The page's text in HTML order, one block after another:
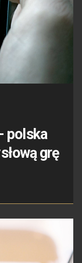
polska
grę